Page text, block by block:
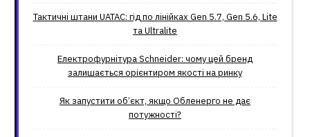
Тактичні штани UATAC: гід по лінійках Gen 5.7, Gen 5.6, Lite
та Ultralite
Електрофурнітура Schneider: чому цей бренд
залишається орієнтиром якості на ринку
Як запустити об’єкт, якщо Обленерго не дає
потужності?